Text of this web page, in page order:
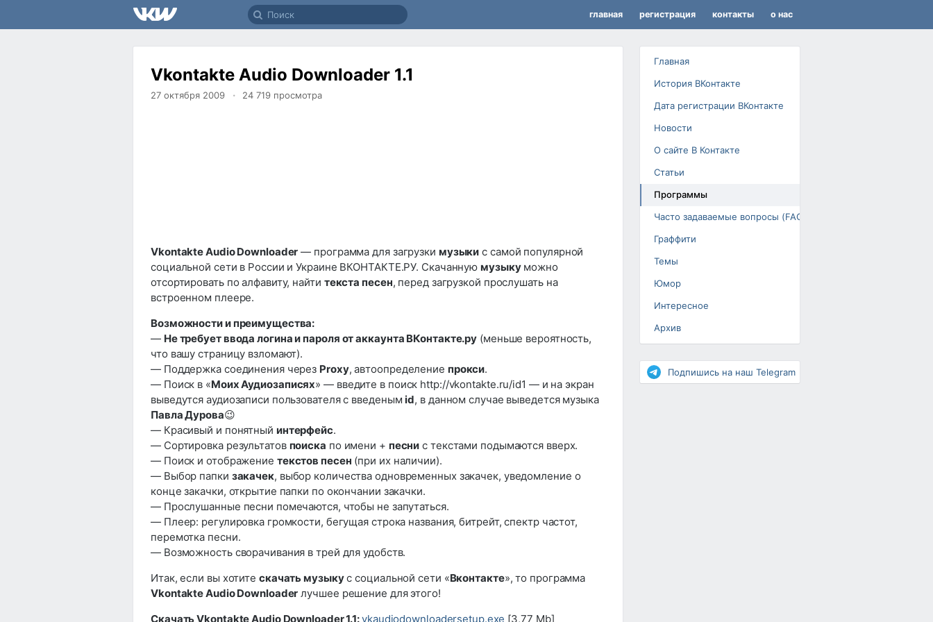
главная регистрация контакты о нас
Главная
История ВКонтакте
Дата регистрации ВКонтакте
Новости
О сайте В Контакте
Статьи
Программы
Часто задаваемые вопросы (FAQ)
Граффити
Темы
Юмор
Интересное
Архив
Повышение рейтинга
Подпишись на наш Telegram
Vkontakte Audio Downloader 1.1
27 октября 2009 24 719 просмотра
Vkontakte Audio Downloader — программа для загрузки музыки с самой популярной
социальной сети в России и Украине ВКОНТАКТЕ.РУ. Скачанную музыкуможно
отсортировать по алфавиту, найти текста песен, перед загрузкой прослушать на
встроенном плеере.
Возможности и преимущества:
— Не требует ввода логина и пароля от аккаунта ВКонтакте.ру (меньше вероятность,
что вашу страницу взломают).
— Поддержка соединения через Proxy, автоопределение прокси.
— Поиск в «Моих Аудиозаписях» — введите в поиск http://vkontakte.ru/id1 — и на экран
выведутся аудиозаписи пользователя с введеным id, в данном случае выведется музыка
Павла Дурова😉
— Красивый и понятный интерфейс.
— Сортировка результатов поиска по имени + песни с текстами подымаются вверх.
— Поиск и отображение текстов песен (при их наличии).
— Выбор папки закачек, выбор количества одновременных закачек, уведомление о
конце закачки, открытие папки по окончании закачки.
— Прослушанные песни помечаются, чтобы не запутаться.
— Плеер: регулировка громкости, бегущая строка названия, битрейт, спектр частот,
перемотка песни.
— Возможность сворачивания в трей для удобств.
Итак, если вы хотите скачать музыкус социальной сети «Вконтакте», то программа
Vkontakte Audio Downloader лучшее решение для этого!
Скачать Vkontakte Audio Downloader 1.1:vkaudiodownloadersetup.exe [3,77 Mb]